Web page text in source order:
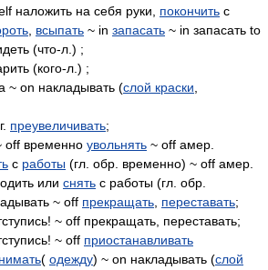
наложить на себя руки, покончить с
всыпать ~ in запасать ~ in запасать to
(что-л.) ;
(кого-л.) ;
~ on накладывать (слой краски
преувеличивать;
off временно увольнять ~ off амер.
с работы (гл. обр. временно) ~ off амер.
или снять с работы (гл. обр.
~ off прекращать переставать;
~ off прекращать, переставать;
~ off приостанавливать
( одежду) ~ on накладывать (слой